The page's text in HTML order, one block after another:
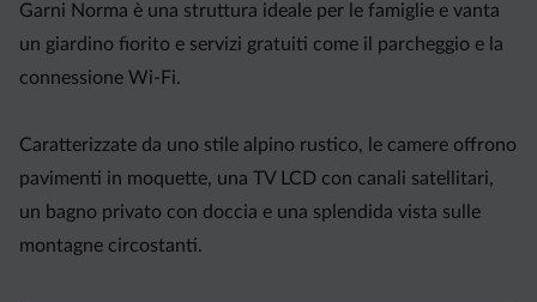
Garni Norma è una struttura ideale per le famiglie e vanta
un giardino fiorito e servizi gratuiti come il parcheggio e la
connessione Wi-Fi.
Caratterizzate da uno stile alpino rustico, le camere offrono
pavimenti in moquette, una TV LCD con canali satellitari,
un bagno privato con doccia e una splendida vista sulle
montagne circostanti.